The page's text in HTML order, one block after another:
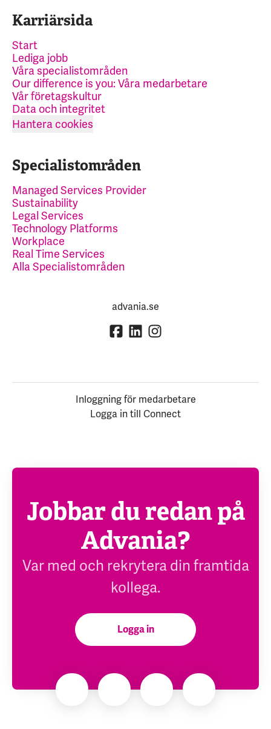
Karriärsida
Start
Lediga jobb
Våra specialistområden
Our difference is you: Våra medarbetare
Vår företagskultur
Data och integritet
Hantera cookies
Specialistområden
Managed Services Provider
Sustainability
Legal Services
Technology Platforms
Workplace
Real Time Services
Alla Specialistområden
advania.se
Inloggning för medarbetare
Logga in till Connect
Jobbar du redan på
Advania?
Var med och rekrytera din framtida
kollega.
Logga in